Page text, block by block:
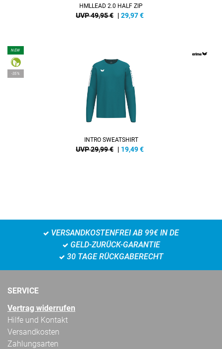
HMLLEAD 2.0 HALF ZIP
UVP 49,95 € | 29,97€
NEW
-35%
INTRO SWEATSHIRT
UVP 29,99 € | 19,49€
VERSANDKOSTENFREI AB 99€ IN DE
GELD-ZURÜCK-GARANTIE
30 TAGE RÜCKGABERECHT
SERVICE
Vertrag widerrufen
Hilfe und Kontakt
Versandkosten
Zahlungsarten